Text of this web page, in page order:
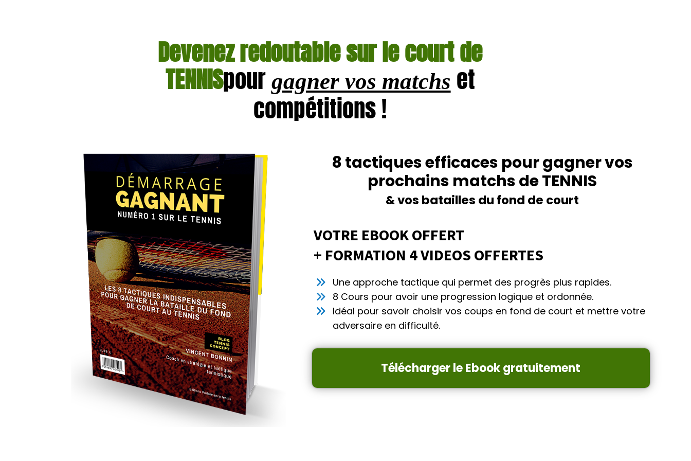
Devenez redoutable sur le court de
TENNISpour gagner vos matchs et
compétitions !
8 tactiques efficaces pour gagner vos
prochains matchs de TENNIS
& vos batailles du fond de court
VOTRE EBOOK OFFERT
+ FORMATION 4 VIDEOS OFFERTES
Une approche tactique qui permet des progrès plus rapides.
8 Cours pour avoir une progression logique et ordonnée.
Idéal pour savoir choisir vos coups en fond de court et mettre votre
adversaire en difficulté.
Télécharger le Ebook gratuitement